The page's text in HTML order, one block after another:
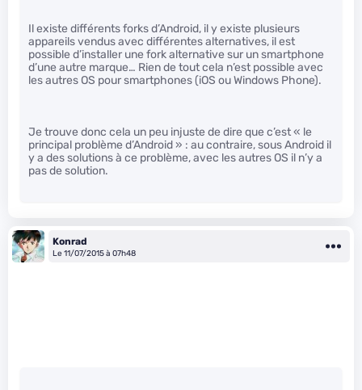
Il existe différents forks d’Android, il y existe plusieurs
appareils vendus avec différentes alternatives, il est
possible d’installer une fork alternative sur un smartphone
d’une autre marque… Rien de tout cela n’est possible avec
les autres OS pour smartphones (iOS ou Windows Phone).
Je trouve donc cela un peu injuste de dire que c’est « le
principal problème d’Android » : au contraire, sous Android il
y a des solutions à ce problème, avec les autres OS il n’y a
pas de solution.
Konrad
Le 11/07/2015 à 07h48